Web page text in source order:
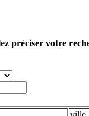
préciser votre